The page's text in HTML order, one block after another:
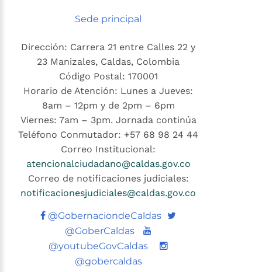
Sede principal
Dirección: Carrera 21 entre Calles 22 y
23 Manizales, Caldas, Colombia
Código Postal: 170001
Horario de Atención: Lunes a Jueves:
8am – 12pm y de 2pm – 6pm
Viernes: 7am – 3pm. Jornada continúa
Teléfono Conmutador: +57 68 98 24 44
Correo Institucional:
atencionalciudadano@caldas.gov.co
Correo de notificaciones judiciales:
notificacionesjudiciales@caldas.gov.co
@GobernaciondeCaldas Twitter
@GoberCaldas
Youtube
@youtubeGovCaldas
@gobercaldas